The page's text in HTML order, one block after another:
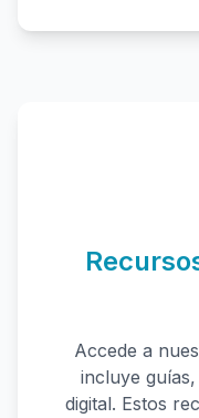
Accede a
incluye
digital. Estos